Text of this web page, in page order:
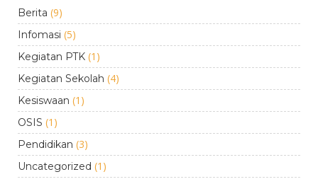
Berita (9)
Infomasi (5)
Kegiatan PTK (1)
Kegiatan Sekolah (4)
Kesiswaan (1)
OSIS (1)
Pendidikan (3)
Uncategorized (1)